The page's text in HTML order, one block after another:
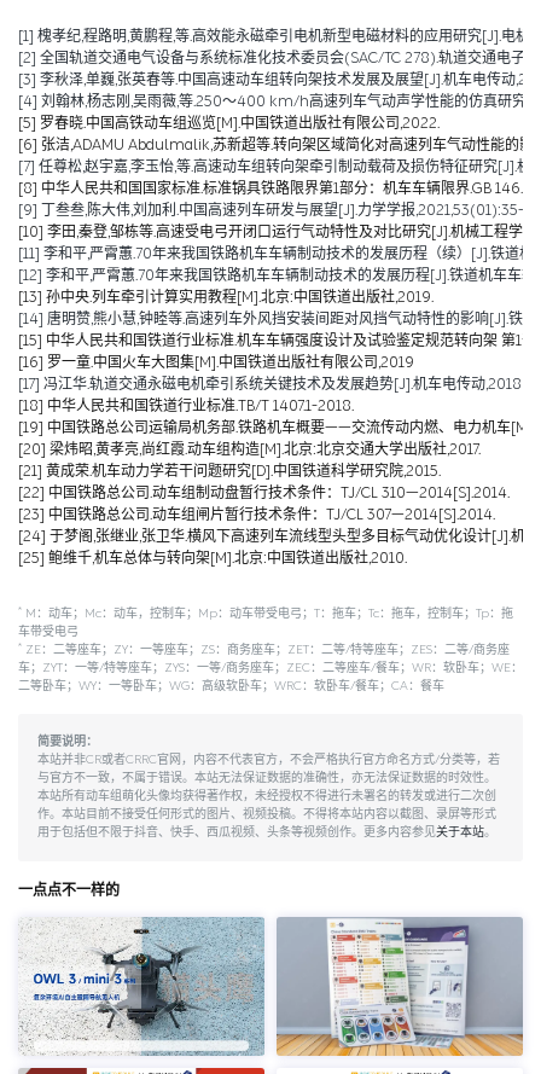
[1] 槐孝纪,程路明,黄鹏程,等.高效能永磁牵引电机新型电磁材料的应用研究[J].电
[2] 全国轨道交通电气设备与系统标准化技术委员会(SAC/TC 278).轨道交通电
[3] 李秋泽,单巍,张英春等.中国高速动车组转向架技术发展及展望[J].机车电传动
[4] 刘翰林,杨志刚,吴雨薇,等.250～400 km/h高速列车气动声学性能的仿真研究
[5] 罗春晓.中国高铁动车组巡览[M].中国铁道出版社有限公司,2022.
[6] 张洁,ADAMU Abdulmalik,苏新超等.转向架区域简化对高速列车气动性能的
[7] 任尊松,赵宇嘉,李玉怡,等.高速动车组转向架牵引制动载荷及损伤特征研究[J].机
[8] 中华人民共和国国家标准.标准锅具铁路限界第1部分：机车车辆限界.GB
[9] 丁叁叁,陈大伟,刘加利.中国高速列车研发与展望[J].力学学报,2021,53(01):35-
[10] 李田,秦登,邹栋等.高速受电弓开闭口运行气动特性及对比研究[J].机械工程学
[11] 李和平,严霄蕙.70年来我国铁路机车车辆制动技术的发展历程（续）[J].铁道
[12] 李和平,严霄蕙.70年来我国铁路机车车辆制动技术的发展历程[J].铁道机车车
[13] 孙中央.列车牵引计算实用教程[M].北京:中国铁道出版社,2019.
[14] 唐明赞,熊小慧,钟睦等.高速列车外风挡安装间距对风挡气动特性的影响[J].铁
[15] 中华人民共和国铁道行业标准.机车车辆强度设计及试验鉴定规范转向架 第1
[16] 罗一童.中国火车大图集[M].中国铁道出版社有限公司,2019
[17] 冯江华.轨道交通永磁电机牵引系统关键技术及发展趋势[J].机车电传动
[18] 中华人民共和国铁道行业标准.TB/T 1407.1-2018.
[19] 中国铁路总公司运输局机务部.铁路机车概要——交流传动内燃、电力机车[M].
[20] 梁炜昭,黄孝亮,尚红霞.动车组构造[M].北京:北京交通大学出版社,2017.
[21] 黄成荣.机车动力学若干问题研究[D].中国铁道科学研究院,2015.
[22] 中国铁路总公司.动车组制动盘暂行技术条件：TJ/CL 310—2014[S].2014.
[23] 中国铁路总公司.动车组闸片暂行技术条件：TJ/CL 307—2014[S].2014.
[24] 于梦阁,张继业,张卫华.横风下高速列车流线型头型多目标气动优化设计[J].机
[25] 鲍维千,机车总体与转向架[M].北京:中国铁道出版社,2010.
* M：动车；Mc：动车，控制车；Mp：动车带受电弓；T：拖车；Tc：拖车，控制车；Tp：拖
车带受电弓
* ZE：二等座车；ZY：一等座车；ZS：商务座车；ZET：二等/特等座车；ZES：二等/商务座
车；ZYT：一等/特等座车；ZYS：一等/商务座车；ZEC：二等座车/餐车；WR：软卧车；WE：
二等卧车；WY：一等卧车；WG：高级软卧车；WRC：软卧车/餐车；CA：餐车
简要说明：
本站并非CR或者CRRC官网，内容不代表官方，不会严格执行官方命名方式/分类等，若
与官方不一致，不属于错误。本站无法保证数据的准确性，亦无法保证数据的时效性。
本站所有动车组萌化头像均获得著作权，未经授权不得进行未署名的转发或进行二次创
作。本站目前不接受任何形式的图片、视频投稿。不得将本站内容以截图、录屏等形式
用于包括但不限于抖音、快手、西瓜视频、头条等视频创作。更多内容参见关于本站。
一点点不一样的